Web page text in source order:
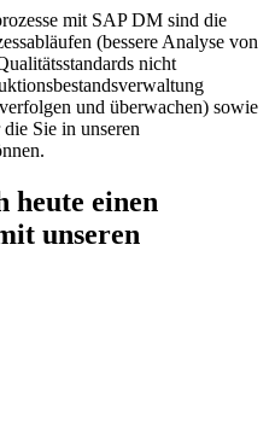
mit SAP DM sind die
(bessere Analyse von
nicht
und überwachen) sowie
Sie in unseren
heute einen
unseren